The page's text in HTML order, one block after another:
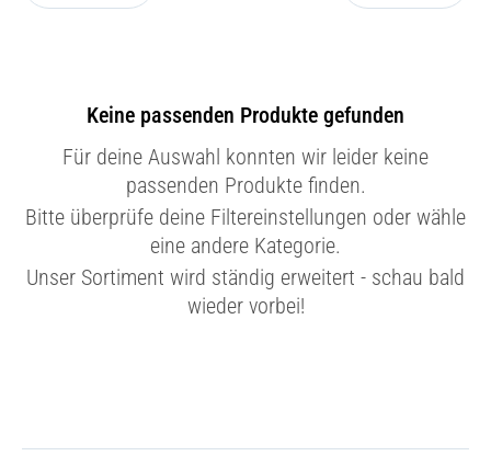
Keine passenden Produkte gefunden
Für deine Auswahl konnten wir leider keine
passenden Produkte finden.
Bitte überprüfe deine Filtereinstellungen oder wähle
eine andere Kategorie.
Unser Sortiment wird ständig erweitert - schau bald
wieder vorbei!